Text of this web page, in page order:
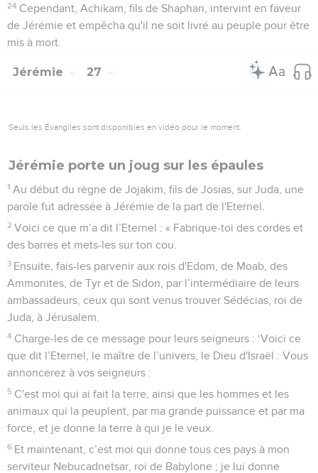
24 Cependant, Achikam, fils de Shaphan, intervint en faveur
de Jérémie et empêcha qu'il ne soit livré au peuple pour être
mis à mort.
Jérémie 27
Seuls les Évangiles sont disponibles en vidéo pour le moment.
Jérémie porte un joug sur les épaules
1 Au début du règne de Jojakim, fils de Josias, sur Juda, une
parole fut adressée à Jérémie de la part de l'Eternel.
2 Voici ce que m’a dit l’Eternel : « Fabrique-toi des cordes et
des barres et mets-les sur ton cou.
3 Ensuite, fais-les parvenir aux rois d'Edom, de Moab, des
Ammonites, de Tyr et de Sidon, par l’intermédiaire de leurs
ambassadeurs, ceux qui sont venus trouver Sédécias, roi de
Juda, à Jérusalem.
4 Charge-les de ce message pour leurs seigneurs : ‘Voici ce
que dit l’Eternel, le maître de l’univers, le Dieu d'Israël : Vous
annoncerez à vos seigneurs :
5 C'est moi qui ai fait la terre, ainsi que les hommes et les
animaux qui la peuplent, par ma grande puissance et par ma
force, et je donne la terre à qui je le veux.
6 Et maintenant, c’est moi qui donne tous ces pays à mon
serviteur Nebucadnetsar, roi de Babylone ; je lui donne